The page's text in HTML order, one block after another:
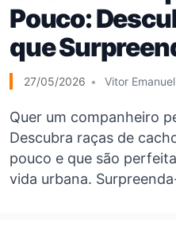
Pouco:
que
27/05/2026 Vitor Emanuel
Quer um companheiro
Descubra raças de
pouco e que são
vida urbana.